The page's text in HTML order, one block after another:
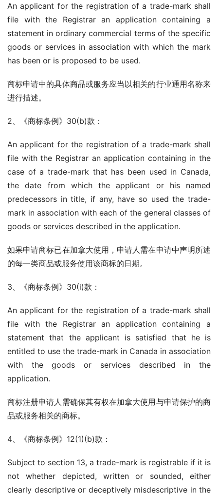
An applicant for the registration of a trade-mark shall
file with the Registrar an application containing a
statement in ordinary commercial terms of the specific
goods or services in association with which the mark
has been or is proposed to be used.
商标申请中的具体商品或服务应当以相关的行业通用名称来
进行描述。
2、《商标条例》30(b)款：
An applicant for the registration of a trade-mark shall
file with the Registrar an application containing in the
case of a trade-mark that has been used in Canada,
the date from which the applicant or his named
predecessors in title, if any, have so used the trade-
mark in association with each of the general classes of
goods or services described in the application.
如果申请商标已在加拿大使用，申请人需在申请中声明所述
的每一类商品或服务使用该商标的日期。
3、《商标条例》30(i)款：
An applicant for the registration of a trade-mark shall
file with the Registrar an application containing a
statement that the applicant is satisfied that he is
entitled to use the trade-mark in Canada in association
with the goods or services described in the
application.
商标注册申请人需确保其有权在加拿大使用与申请保护的商
品或服务相关的商标。
4、《商标条例》12(1)(b)款：
Subject to section 13, a trade-mark is registrable if it is
not whether depicted, written or sounded, either
clearly descriptive or deceptively misdescriptive in the